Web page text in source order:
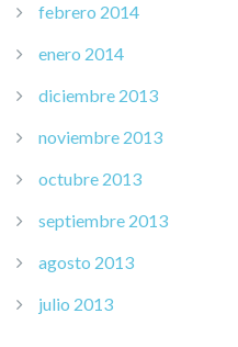
febrero 2014
enero 2014
diciembre 2013
noviembre 2013
octubre 2013
septiembre 2013
agosto 2013
julio 2013